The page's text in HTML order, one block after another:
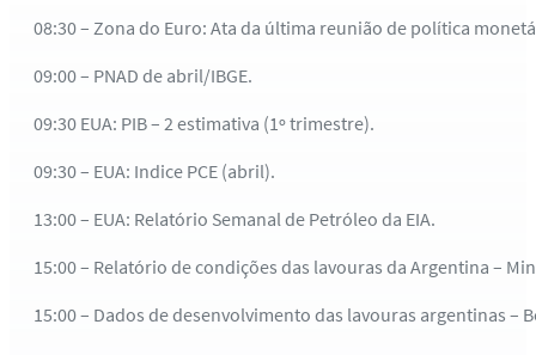
08:30 – Zona do Euro: Ata da última reunião de política
09:00 – PNAD de abril/IBGE.
09:30 EUA: PIB – 2 estimativa (1º trimestre).
09:30 – EUA: Indice PCE (abril).
13:00 – EUA: Relatório Semanal de Petróleo da EIA.
15:00 – Relatório de condições das lavouras da Argentina –
15:00 – Dados de desenvolvimento das lavouras argentinas –